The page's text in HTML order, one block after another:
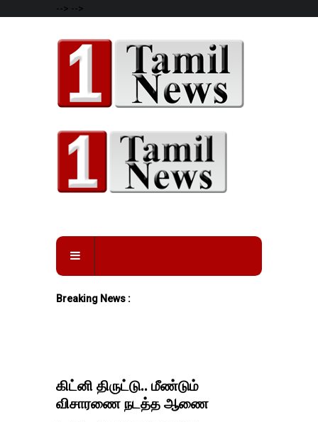
--> -->
Breaking News :
கிட்னி திருட்டு.. மீண்டும்
விசாரணை நடத்த ஆணை